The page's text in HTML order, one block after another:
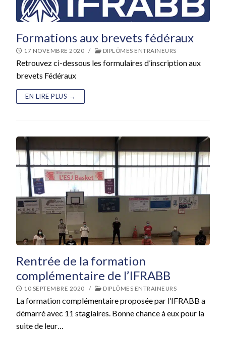
Formations aux brevets fédéraux
17 NOVEMBRE 2020 / DIPLÔMES ENTRAINEURS
Retrouvez ci-dessous les formulaires d’inscription aux
brevets Fédéraux
EN LIRE PLUS →
Rentrée de la formation
complémentaire de l’IFRABB
10 SEPTEMBRE 2020 / DIPLÔMES ENTRAINEURS
La formation complémentaire proposée par l’IFRABB a
démarré avec 11 stagiaires. Bonne chance à eux pour la
suite de leur…